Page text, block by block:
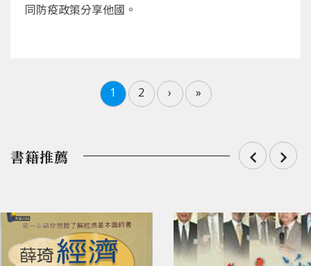
同防疫政策分享他國。
1 2 › »
書籍推薦